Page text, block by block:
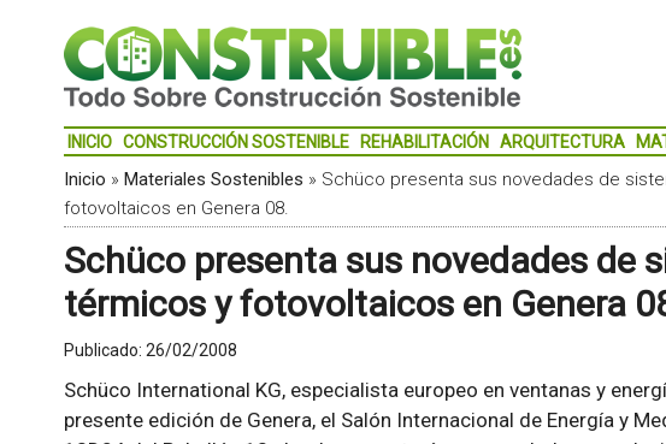
INICIO CONSTRUCCIÓN SOSTENIBLE REHABILITACIÓN ARQUITECTURA
Inicio » Materiales Sostenibles » Schüco presenta sus novedades de
fotovoltaicos en Genera 08.
Schüco presenta sus novedades de
térmicos y fotovoltaicos en Genera
Publicado: 26/02/2008
Schüco International KG, especialista europeo en ventanas y
presente edición de Genera, el Salón Internacional de Energía y